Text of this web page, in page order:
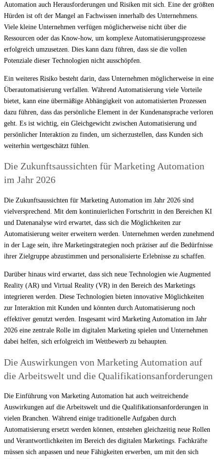
Automation auch Herausforderungen und Risiken mit sich. Eine der größten
Hürden ist oft der Mangel an Fachwissen innerhalb des Unternehmens.
Viele kleine Unternehmen verfügen möglicherweise nicht über die
Ressourcen oder das Know-how, um komplexe Automatisierungsprozesse
erfolgreich umzusetzen. Dies kann dazu führen, dass sie die vollen
Potenziale dieser Technologien nicht ausschöpfen.
Ein weiteres Risiko besteht darin, dass Unternehmen möglicherweise in eine
Überautomatisierung verfallen. Während Automatisierung viele Vorteile
bietet, kann eine übermäßige Abhängigkeit von automatisierten Prozessen
dazu führen, dass das persönliche Element in der Kundenansprache verloren
geht. Es ist wichtig, ein Gleichgewicht zwischen Automatisierung und
persönlicher Interaktion zu finden, um sicherzustellen, dass Kunden sich
weiterhin wertgeschätzt fühlen.
Die Zukunftsaussichten für Marketing Automation
im Jahr 2026
Die Zukunftsaussichten für Marketing Automation im Jahr 2026 sind
vielversprechend. Mit dem kontinuierlichen Fortschritt in den Bereichen KI
und Datenanalyse wird erwartet, dass sich die Möglichkeiten zur
Automatisierung weiter erweitern werden. Unternehmen werden zunehmend
in der Lage sein, ihre Marketingstrategien noch präziser auf die Bedürfnisse
ihrer Zielgruppe abzustimmen und personalisierte Erlebnisse zu schaffen.
Darüber hinaus wird erwartet, dass sich neue Technologien wie Augmented
Reality (AR) und Virtual Reality (VR) in den Bereich des Marketings
integrieren werden. Diese Technologien bieten innovative Möglichkeiten
zur Interaktion mit Kunden und könnten durch Automatisierung noch
effektiver genutzt werden. Insgesamt wird Marketing Automation im Jahr
2026 eine zentrale Rolle im digitalen Marketing spielen und Unternehmen
dabei helfen, sich erfolgreich im Wettbewerb zu behaupten.
Die Auswirkungen von Marketing Automation auf
die Arbeitswelt und die Qualifikationsanforderungen
Die Einführung von Marketing Automation hat auch weitreichende
Auswirkungen auf die Arbeitswelt und die Qualifikationsanforderungen in
vielen Branchen. Während einige traditionelle Aufgaben durch
Automatisierung ersetzt werden können, entstehen gleichzeitig neue Rollen
und Verantwortlichkeiten im Bereich des digitalen Marketings. Fachkräfte
müssen sich anpassen und neue Fähigkeiten erwerben, um mit den sich